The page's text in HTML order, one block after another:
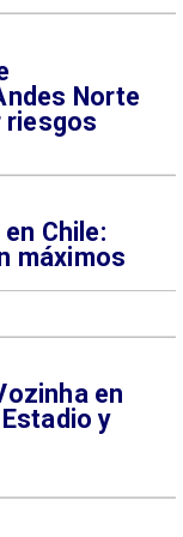
Norte
riesgos
Chile:
máximos
en
y